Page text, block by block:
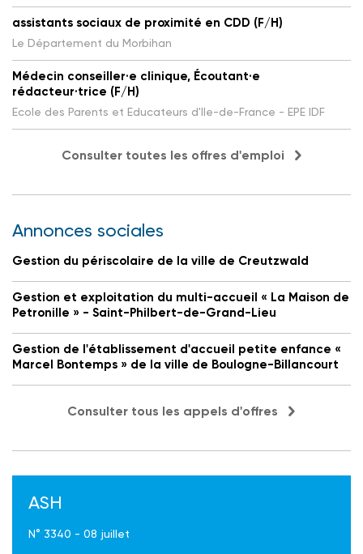
assistants sociaux de proximité en CDD (F/H)
Le Département du Morbihan
Médecin conseiller·e clinique, Écoutant·e
rédacteur·trice (F/H)
Ecole des Parents et Educateurs d'Ile-de-France - EPE IDF
Consulter toutes les offres d'emploi
Annonces sociales
Gestion du périscolaire de la ville de Creutzwald
Gestion et exploitation du multi-accueil « La Maison de
Petronille » - Saint-Philbert-de-Grand-Lieu
Gestion de l'établissement d'accueil petite enfance «
Marcel Bontemps » de la ville de Boulogne-Billancourt
Consulter tous les appels d'offres
ASH
N° 3340 - 08 juillet